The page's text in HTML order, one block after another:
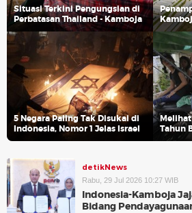
Situasi Terkini Pengungsian di
Perbatasan Thailand - Kamboja
5 Negara Paling Tak Disukai di
Indonesia, Nomor 1 Jelas Israel
Melihat
Tahun
detikNews
Rabu, 29 Jul 2026 10:27 WIB
Indonesia-Kamboja
Bidang